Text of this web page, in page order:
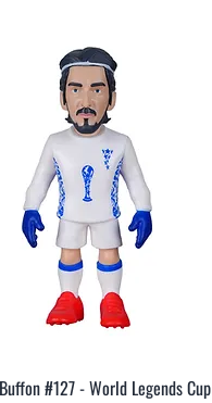
Vista rápida
#127 - World Legends Cup